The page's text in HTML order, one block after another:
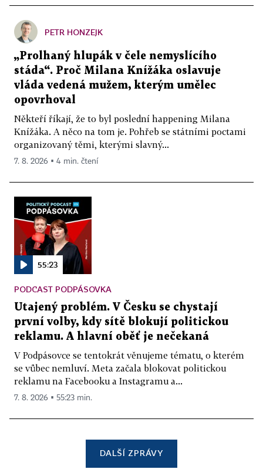
PETR HONZEJK
„Prolhaný hlupák v čele nemyslícího
stáda“. Proč Milana Knížáka oslavuje
vláda vedená mužem, kterým umělec
opovrhoval
Někteří říkají, že to byl poslední happening Milana
Knížáka. A něco na tom je. Pohřeb se státními poctami
organizovaný těmi, kterými slavný...
7. 8. 2026 ▪ 4 min. čtení
55:23
PODCAST PODPÁSOVKA
Utajený problém. V Česku se chystají
první volby, kdy sítě blokují politickou
reklamu. A hlavní oběť je nečekaná
V Podpásovce se tentokrát věnujeme tématu, o kterém
se vůbec nemluví. Meta začala blokovat politickou
reklamu na Facebooku a Instagramu a...
7. 8. 2026 ▪ 55:23 min.
DALŠÍ ZPRÁVY